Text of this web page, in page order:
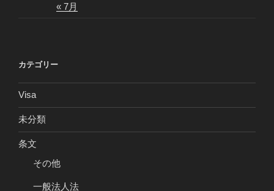
« 7月
カテゴリー
Visa
未分類
条文
その他
一般法人法